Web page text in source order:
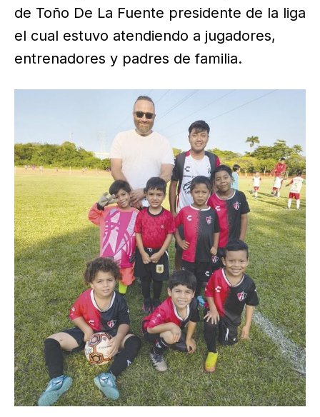
de Toño De La Fuente presidente de la liga
el cual estuvo atendiendo a jugadores,
entrenadores y padres de familia.